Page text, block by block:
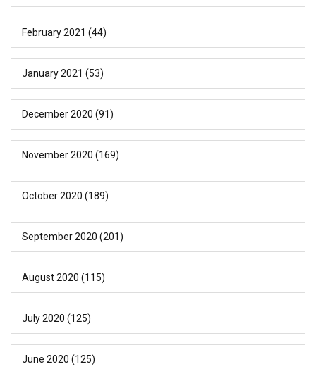
February 2021 (44)
January 2021 (53)
December 2020 (91)
November 2020 (169)
October 2020 (189)
September 2020 (201)
August 2020 (115)
July 2020 (125)
June 2020 (125)